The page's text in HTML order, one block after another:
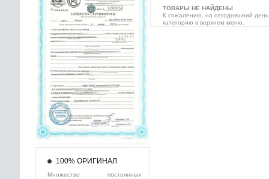
ТОВАРЫ НЕ НАЙДЕНЫ
К сожалению, на сегодняшний
категорию в верхнем меню.
100% ОРИГИНАЛ
Множество постоянных